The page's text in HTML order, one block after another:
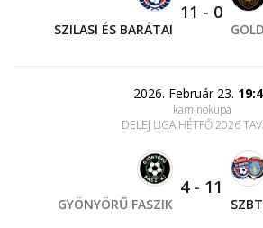
SZILASI ÉS BARÁTAI
11 - 0
2026. Február 23.
kaminokupa
DELEJ LIGA HÉTFŐ 2026
GYÖNYÖRŰ FASZIK
4- 11